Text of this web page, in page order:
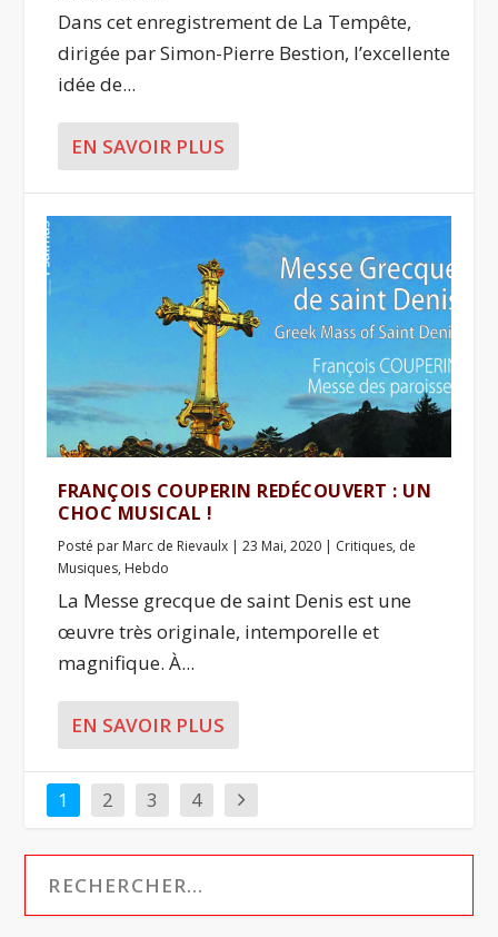
Dans cet enregistrement de La Tempête,
dirigée par Simon-Pierre Bestion, l’excellente
idée de...
EN SAVOIR PLUS
FRANÇOIS COUPERIN REDÉCOUVERT : UN
CHOC MUSICAL !
Posté par Marc de Rievaulx |23 Mai, 2020 | Critiques, de
Musiques, Hebdo
La Messe grecque de saint Denis est une
œuvre très originale, intemporelle et
magnifique. À...
EN SAVOIR PLUS
1 2 3 4